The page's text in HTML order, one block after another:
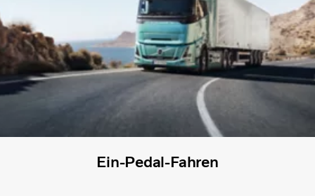
Ein-Pedal-Fahren